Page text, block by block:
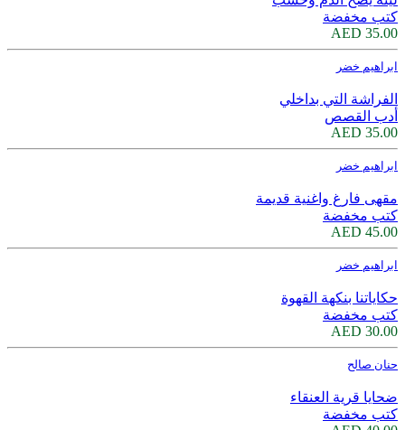
كتب مخفضة
35.00 AED
ابراهيم خضر
الفراشة التي بداخلي
أدب القصص
35.00 AED
ابراهيم خضر
مقهى فارغ واغنية قديمة
كتب مخفضة
45.00 AED
ابراهيم خضر
حكاياتنا بنكهة القهوة
كتب مخفضة
30.00 AED
حنان صالح
ضحايا قرية العنقاء
كتب مخفضة